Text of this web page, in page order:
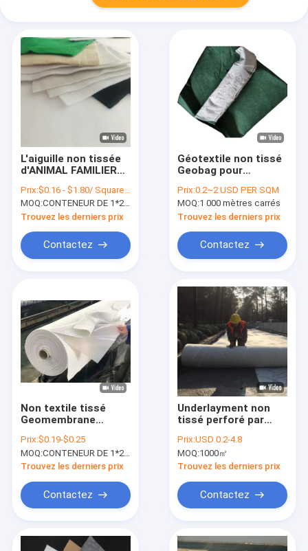
L'aiguille non tissée
d'ANIMAL FAMILIER
filament 600G/M2 a
poinçonné le tissu
8oz de géotextile
Prix:$0.16 - $1.80/ Square Meter
MOQ:CONTENEUR DE 1*20FT
Trouvez les derniers prix
Contactez
Géotextile non tissé
Geobag pour
municipale de jardin
Prix:0.2~2 USD PER SQM
MOQ:1 000 mètres carrés
Trouvez les derniers prix
Contactez
Non textile tissé
Geomembrane
l'isolement de
construction de
tunnel du trafic
Prix:$0.19-$0.25
MOQ:CONTENEUR DE 1*20FT
Trouvez les derniers prix
Contactez
Underlayment non
tissé perforé par
géotextile pour des
revêtements
d&#39;étang
Prix:USD 0.2-4.8
MOQ:1000㎡
Trouvez les derniers prix
Contactez